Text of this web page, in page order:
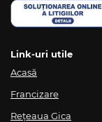
Link-uri utile
Acasă
Francizare
Rețeaua Gica